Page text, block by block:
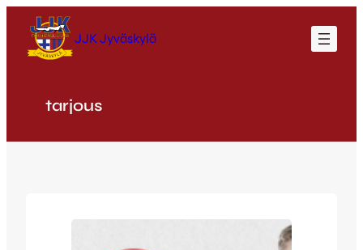
sisältöön
JJK Jyväskylä
tarjous